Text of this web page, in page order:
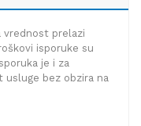
vrednost prelazi
isporuke su
je i za
usluge bez obzira na